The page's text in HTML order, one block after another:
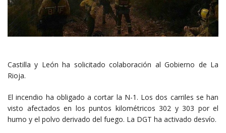
Castilla y León ha solicitado colaboración al Gobierno de La
Rioja.
El incendio ha obligado a cortar la N-1. Los dos carriles se han
visto afectados en los puntos kilométricos 302 y 303 por el
humo y el polvo derivado del fuego. La DGT ha activado desvío.